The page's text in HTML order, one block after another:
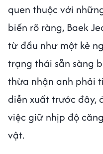
quen thuộc với
biến rõ ràng, Baek
từ đầu như một kẻ
trạng thái sẵn sàng
thừa nhận anh phải
diễn xuất trước đây,
việc giữ nhịp độ
vật.